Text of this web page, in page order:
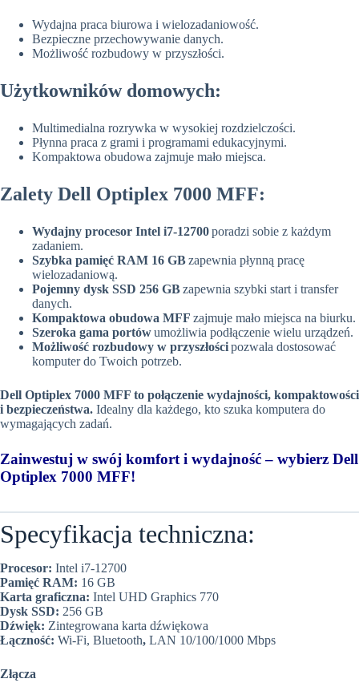
Wydajna praca biurowa i wielozadaniowość.
Bezpieczne przechowywanie danych.
Możliwość rozbudowy w przyszłości.
Użytkowników domowych:
Multimedialna rozrywka w wysokiej rozdzielczości.
Płynna praca z grami i programami edukacyjnymi.
Kompaktowa obudowa zajmuje mało miejsca.
Zalety Dell Optiplex 7000 MFF:
Wydajny procesor Intel i7-12700poradzi sobie z każdym
zadaniem.
Szybka pamięć RAM 16 GBzapewnia płynną pracę
wielozadaniową.
Pojemny dysk SSD 256 GBzapewnia szybki start i transfer
danych.
Kompaktowa obudowa MFF zajmuje mało miejsca na biurku.
Szeroka gama portówumożliwia podłączenie wielu urządzeń.
Możliwość rozbudowy w przyszłościpozwala dostosować
komputer do Twoich potrzeb.
Dell Optiplex 7000 MFF to połączenie wydajności, kompaktowości
i bezpieczeństwa. Idealny dla każdego, kto szuka komputera do
wymagających zadań.
Zainwestuj w swój komfort i wydajność – wybierz Dell
Optiplex 7000 MFF!
Specyfikacja techniczna:
Procesor: Intel i7-12700
Pamięć RAM: 16 GB
Karta graficzna: Intel UHD Graphics 770
Dysk SSD: 256 GB
Dźwięk: Zintegrowana karta dźwiękowa
Łączność: Wi-Fi, Bluetooth, LAN 10/100/1000 Mbps
Złącza